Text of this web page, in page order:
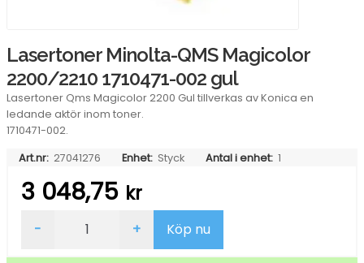
Lasertoner Minolta-QMS Magicolor
2200/2210 1710471-002 gul
Lasertoner Qms Magicolor 2200 Gul tillverkas av Konica en
ledande aktör inom toner.
1710471-002.
Art.nr: 27041276 Enhet: Styck Antal i enhet: 1
3 048,75 kr
Minolta-
- + Köp nu